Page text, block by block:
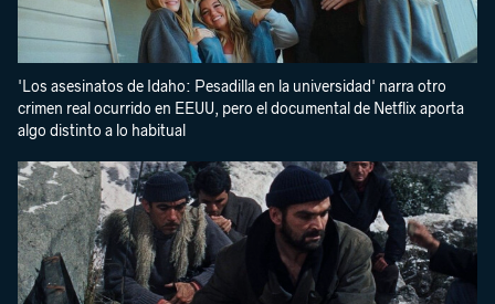
'Los asesinatos de Idaho: Pesadilla en la universidad' narra otro
crimen real ocurrido en EEUU, pero el documental de Netflix aporta
algo distinto a lo habitual